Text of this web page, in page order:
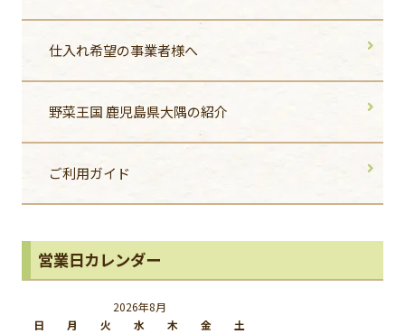
仕入れ希望の事業者様へ
野菜王国 鹿児島県大隅の紹介
ご利用ガイド
営業日カレンダー
2026年8月
日
月 火 水 木 金
土